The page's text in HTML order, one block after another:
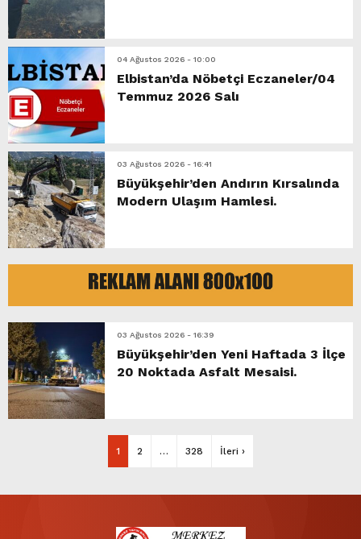
04 Ağustos 2026 - 10:00
Elbistan’da Nöbetçi Eczaneler/04
Temmuz 2026 Salı
03 Ağustos 2026 - 16:41
Büyükşehir’den Andırın Kırsalında
Modern Ulaşım Hamlesi.
03 Ağustos 2026 - 16:39
Büyükşehir’den Yeni Haftada 3 İlçe
20 Noktada Asfalt Mesaisi.
1 2 … 328 İleri ›